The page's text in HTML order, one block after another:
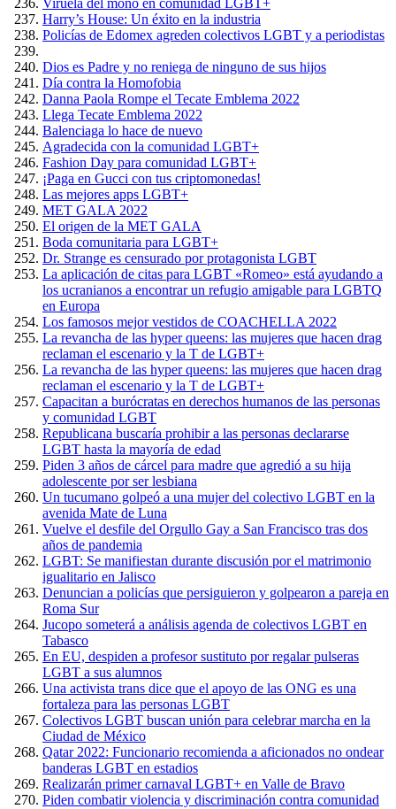
Viruela del mono en comunidad LGBT+
Harry’s House: Un éxito en la industria
Policías de Edomex agreden colectivos LGBT y a periodistas
Dios es Padre y no reniega de ninguno de sus hijos
Día contra la Homofobia
Danna Paola Rompe el Tecate Emblema 2022
Llega Tecate Emblema 2022
Balenciaga lo hace de nuevo
Agradecida con la comunidad LGBT+
Fashion Day para comunidad LGBT+
¡Paga en Gucci con tus criptomonedas!
Las mejores apps LGBT+
MET GALA 2022
El origen de la MET GALA
Boda comunitaria para LGBT+
Dr. Strange es censurado por protagonista LGBT
La aplicación de citas para LGBT «Romeo» está ayudando a
los ucranianos a encontrar un refugio amigable para LGBTQ
en Europa
Los famosos mejor vestidos de COACHELLA 2022
La revancha de las hyper queens: las mujeres que hacen drag
reclaman el escenario y la T de LGBT+
La revancha de las hyper queens: las mujeres que hacen drag
reclaman el escenario y la T de LGBT+
Capacitan a burócratas en derechos humanos de las personas
y comunidad LGBT
Republicana buscaría prohibir a las personas declararse
LGBT hasta la mayoría de edad
Piden 3 años de cárcel para madre que agredió a su hija
adolescente por ser lesbiana
Un tucumano golpeó a una mujer del colectivo LGBT en la
avenida Mate de Luna
Vuelve el desfile del Orgullo Gay a San Francisco tras dos
años de pandemia
LGBT: Se manifiestan durante discusión por el matrimonio
igualitario en Jalisco
Denuncian a policías que persiguieron y golpearon a pareja en
Roma Sur
Jucopo someterá a análisis agenda de colectivos LGBT en
Tabasco
En EU, despiden a profesor sustituto por regalar pulseras
LGBT a sus alumnos
Una activista trans dice que el apoyo de las ONG es una
fortaleza para las personas LGBT
Colectivos LGBT buscan unión para celebrar marcha en la
Ciudad de México
Qatar 2022: Funcionario recomienda a aficionados no ondear
banderas LGBT en estadios
Realizarán primer carnaval LGBT+ en Valle de Bravo
Piden combatir violencia y discriminación contra comunidad